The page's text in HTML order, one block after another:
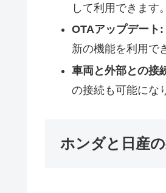
して利用できます。
OTAアップデート:
新の機能を利用で
車両と外部との接
の接続も可能にな
ホンダと日産